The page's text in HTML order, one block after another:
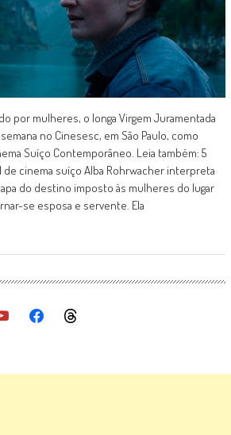
por mulheres, o longa Virgem Juramentada
no Cinesesc, em São Paulo, como
Suíço Contemporâneo. Leia também: 5
cinema suíço Alba Rohrwacher interpreta
do destino imposto às mulheres do lugar
se esposa e servente. Ela